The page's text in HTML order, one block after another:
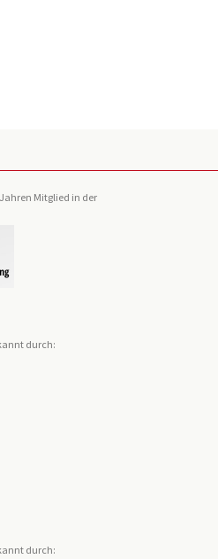
Mitglied in der
durch:
durch: